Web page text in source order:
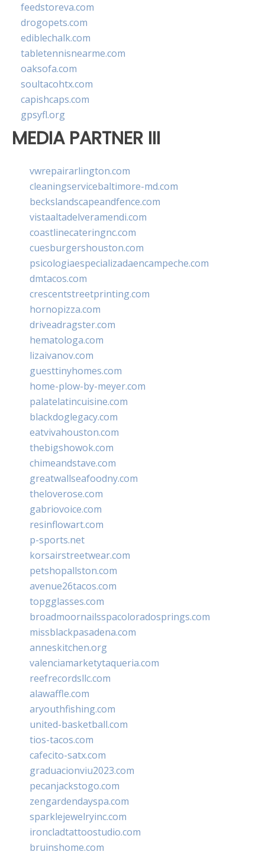
feedstoreva.com
drogopets.com
ediblechalk.com
tabletennisnearme.com
oaksofa.com
soultacohtx.com
capishcaps.com
gpsyfl.org
MEDIA PARTNER III
vwrepairarlington.com
cleaningservicebaltimore-md.com
beckslandscapeandfence.com
vistaaltadelveramendi.com
coastlinecateringnc.com
cuesburgershouston.com
psicologiaespecializadaencampeche.com
dmtacos.com
crescentstreetprinting.com
hornopizza.com
driveadragster.com
hematologa.com
lizaivanov.com
guesttinyhomes.com
home-plow-by-meyer.com
palatelatincuisine.com
blackdoglegacy.com
eatvivahouston.com
thebigshowok.com
chimeandstave.com
greatwallseafoodny.com
theloverose.com
gabriovoice.com
resinflowart.com
p-sports.net
korsairstreetwear.com
petshopallston.com
avenue26tacos.com
topgglasses.com
broadmoornailsspacoloradosprings.com
missblackpasadena.com
anneskitchen.org
valenciamarketytaqueria.com
reefrecordsllc.com
alawaffle.com
aryouthfishing.com
united-basketball.com
tios-tacos.com
cafecito-satx.com
graduacionviu2023.com
pecanjackstogo.com
zengardendayspa.com
sparklejewelryinc.com
ironcladtattoostudio.com
bruinshome.com